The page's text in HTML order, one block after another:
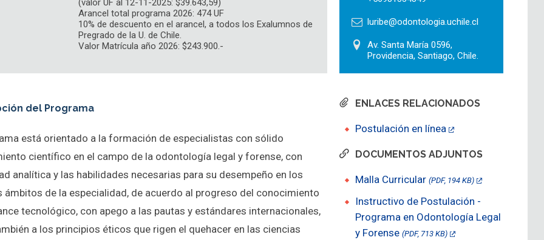
luribe@odontologia.uchile.cl
Av. Santa María 0596,
Providencia, Santiago, Chile.
(valor UF al 12-11-2025: $39.643,59)
Arancel total programa 2026: 474 UF
10% de descuento en el arancel, a todos los Exalumnos de
Pregrado de la U. de Chile.
Valor Matrícula año 2026: $243.900.-
ENLACES RELACIONADOS
Postulación en línea
DOCUMENTOS ADJUNTOS
Malla Curricular (PDF, 194 KB)
Instructivo de Postulación -
Programa en Odontología Legal
y Forense (PDF, 713 KB)
del Programa
está orientado a la formación de especialistas con sólido
científico en el campo de la odontología legal y forense, con
analítica y las habilidades necesarias para su desempeño en los
ámbitos de la especialidad, de acuerdo al progreso del conocimiento
tecnológico, con apego a las pautas y estándares internacionales,
a los principios éticos que rigen el quehacer en las ciencias